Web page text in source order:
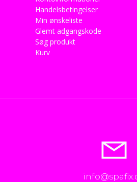
Handelsbetingelser
Min ønskeliste
Glemt adgangskode
Søg produkt
Kurv